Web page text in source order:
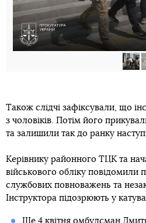
Також слідчі зафіксували, що
з чоловіків. Потім його
та залишили так до ранку
Керівнику районного ТЦК та
військового обліку повідомили
службових повноважень та
Інструктора підозрюють у
Ще 4 квітня омбудсман